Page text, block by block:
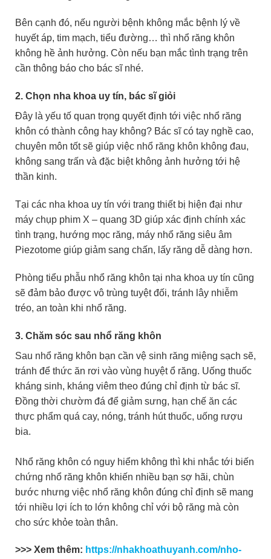
Bên cạnh đó, nếu người bệnh không mắc bệnh lý về
huyết áp, tim mạch, tiểu đường… thì nhổ răng khôn
không hề ảnh hưởng. Còn nếu bạn mắc tình trạng trên
cần thông báo cho bác sĩ nhé.
2. Chọn nha khoa uy tín, bác sĩ giỏi
Đây là yếu tố quan trọng quyết định tới việc nhổ răng
khôn có thành công hay không? Bác sĩ có tay nghề cao,
chuyên môn tốt sẽ giúp việc nhổ răng khôn không đau,
không sang trấn và đặc biệt không ảnh hưởng tới hệ
thần kinh.
Tại các nha khoa uy tín với trang thiết bị hiện đại như
máy chụp phim X – quang 3D giúp xác định chính xác
tình trạng, hướng mọc răng, máy nhổ răng siêu âm
Piezotome giúp giảm sang chấn, lấy răng dễ dàng hơn.
Phòng tiểu phẫu nhổ răng khôn tại nha khoa uy tín cũng
sẽ đảm bảo được vô trùng tuyệt đối, tránh lây nhiễm
tréo, an toàn khi nhổ răng.
3. Chăm sóc sau nhổ răng khôn
Sau nhổ răng khôn bạn cần vệ sinh răng miệng sạch sẽ,
tránh để thức ăn rơi vào vùng huyệt ổ răng. Uống thuốc
kháng sinh, kháng viêm theo đúng chỉ định từ bác sĩ.
Đồng thời chườm đá để giảm sưng, hạn chế ăn các
thực phẩm quá cay, nóng, tránh hút thuốc, uống rượu
bia.
Nhổ răng khôn có nguy hiểm không thì khi nhắc tới biến
chứng nhổ răng khôn khiến nhiều bạn sợ hãi, chùn
bước nhưng việc nhổ răng khôn đúng chỉ định sẽ mang
tới nhiều lợi ích to lớn không chỉ với bộ răng mà còn
cho sức khỏe toàn thân.
>>> Xem thêm: https://nhakhoathuyanh.com/nho-